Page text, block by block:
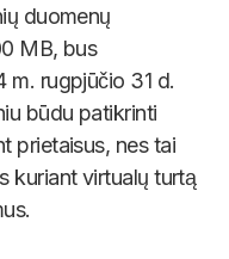
duomenų
MB, bus
m. rugpjūčio 31 d.
būdu patikrinti
prietaisus, nes tai
kuriant virtualų turtą